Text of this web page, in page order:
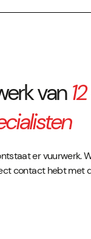
van
er vuurwerk.
contact hebt met